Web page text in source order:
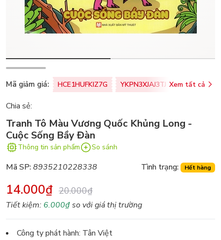
Mã giảm giá: HCE1HUFKIZ7G YKPN3XJAJ3TJ Xem tất cả
Chia sẻ:
Tranh Tô Màu Vương Quốc Khủng Long -
Cuộc Sống Bầy Đàn
Thông tin sản phẩm So sánh
Mã SP:8935210228338 Tình trạng: Hết hàng
14.000₫ 20.000₫
Tiết kiệm: 6.000₫so với giá thị trường
Công ty phát hành: Tân Việt